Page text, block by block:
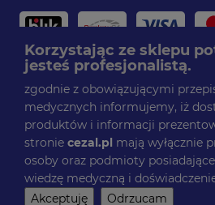
Paczki dostarczamy
Obserwuj
Facebook
Korzystając ze sklepu
jesteś profesjonalistą.
zgodnie z obowiązującymi
medycznych informujemy, iż
produktów i informacji
stronie cezal.pl mają wyłącznie
osoby oraz podmioty
wiedzę medyczną i